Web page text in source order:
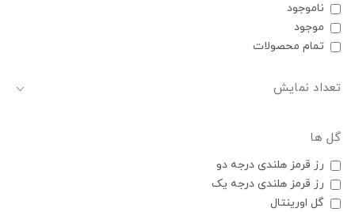
ناموجود
موجود
تمام محصولات
تعداد نمایش
گل ها
رز قرمز هلندی درجه دو
رز قرمز هلندی درجه یک
گل اورینتال